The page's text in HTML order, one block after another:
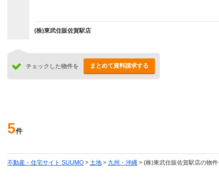
(株)東武住販佐賀駅店
チェックした物件を まとめて資料請求する
5件
不動産・住宅サイト SUUMO > 土地 > 九州・沖縄 > (株)東武住販佐賀駅店の物